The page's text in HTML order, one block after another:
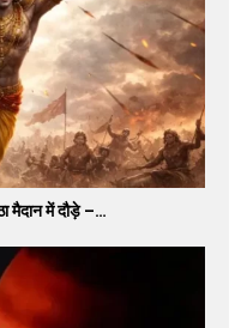
मैदान में दौड़े –…